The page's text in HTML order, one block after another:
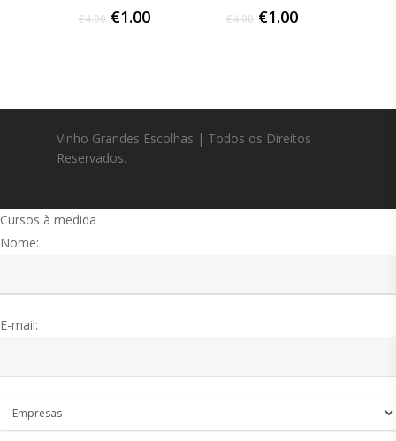
€4.00 €1.00 €4.00 €1.00
Vinho Grandes Escolhas | Todos os Direitos
Reservados.
Cursos à medida
Nome:
E-mail: